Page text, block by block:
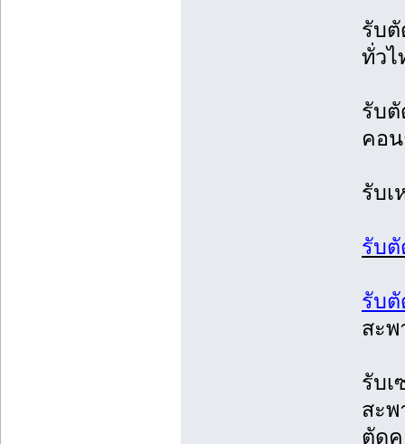
รับ
ทั่วไ
รับตั
คอ
รับเ
รับ
รับตั
สะ
รับเ
สะพ
ตัด